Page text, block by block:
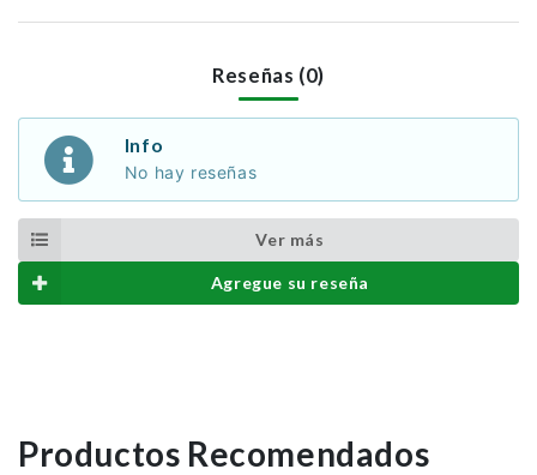
Reseñas (0)
Info
No hay reseñas
Ver más
Agregue su reseña
Productos Recomendados